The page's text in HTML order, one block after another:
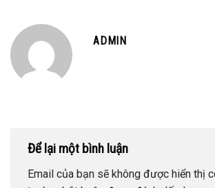
ADMIN
Để lại một bình luận
Email của bạn sẽ không được hiển thị